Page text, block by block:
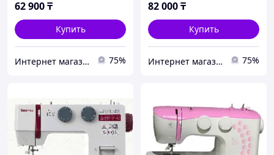
62 900₸
Купить
Интернет магазин "Техника" 75%
82 000₸
Купить
Интернет магазин "Техника" 75%